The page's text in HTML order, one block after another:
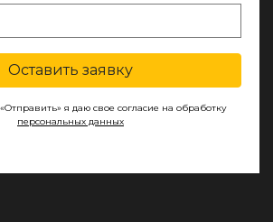
Оставить заявку
я даю свое согласие на обработку
персональных данных